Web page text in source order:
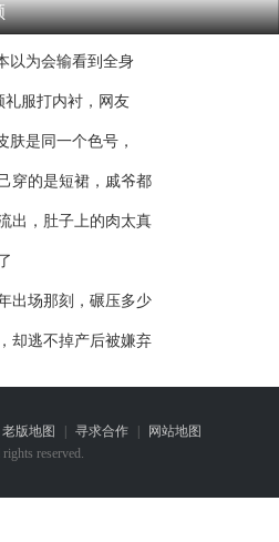
以为会输看到全身
礼服打内衬，网友
肤是同一个色号，
穿的是短裙，戚爷都
出，肚子上的肉太真
出场那刻，碾压多少
却逃不掉产后被嫌弃
老版地图 | 寻求合作 |
网站地图
reserved.